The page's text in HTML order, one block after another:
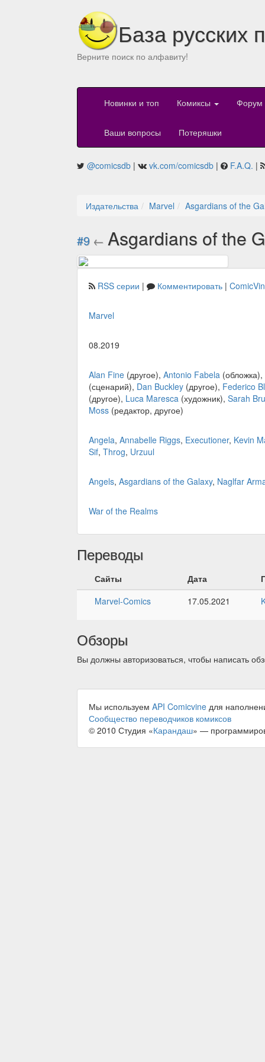
База русских
Верните поиск по алфавиту!
Новинки и топ Комиксы Форум
Ваши вопросы Потеряшки
@comicsdb | vk.com/comicsdb | F.A.Q. |
Издательства Marvel Asgardians of the
#9 ← Asgardians of the
RSS серии | Комментировать |
Marvel
08.2019
Alan Fine (другое), Antonio Fabela (обложка),
(сценарий), Dan Buckley (другое), Federico
(другое), Luca Maresca (художник), Sarah
Moss (редактор, другое)
Angela, Annabelle Riggs, Executioner, Kevin
Sif, Throg, Urzuul
Angels, Asgardians of the Galaxy, Naglfar
War of the Realms
Переводы
Сайты Дата
Marvel-Comics
17.05.2021
Обзоры
Вы должны авторизоваться, чтобы написать
Мы используем API Comicvine для
Сообщество переводчиков комиксов
© 2010 Студия «Карандаш» —